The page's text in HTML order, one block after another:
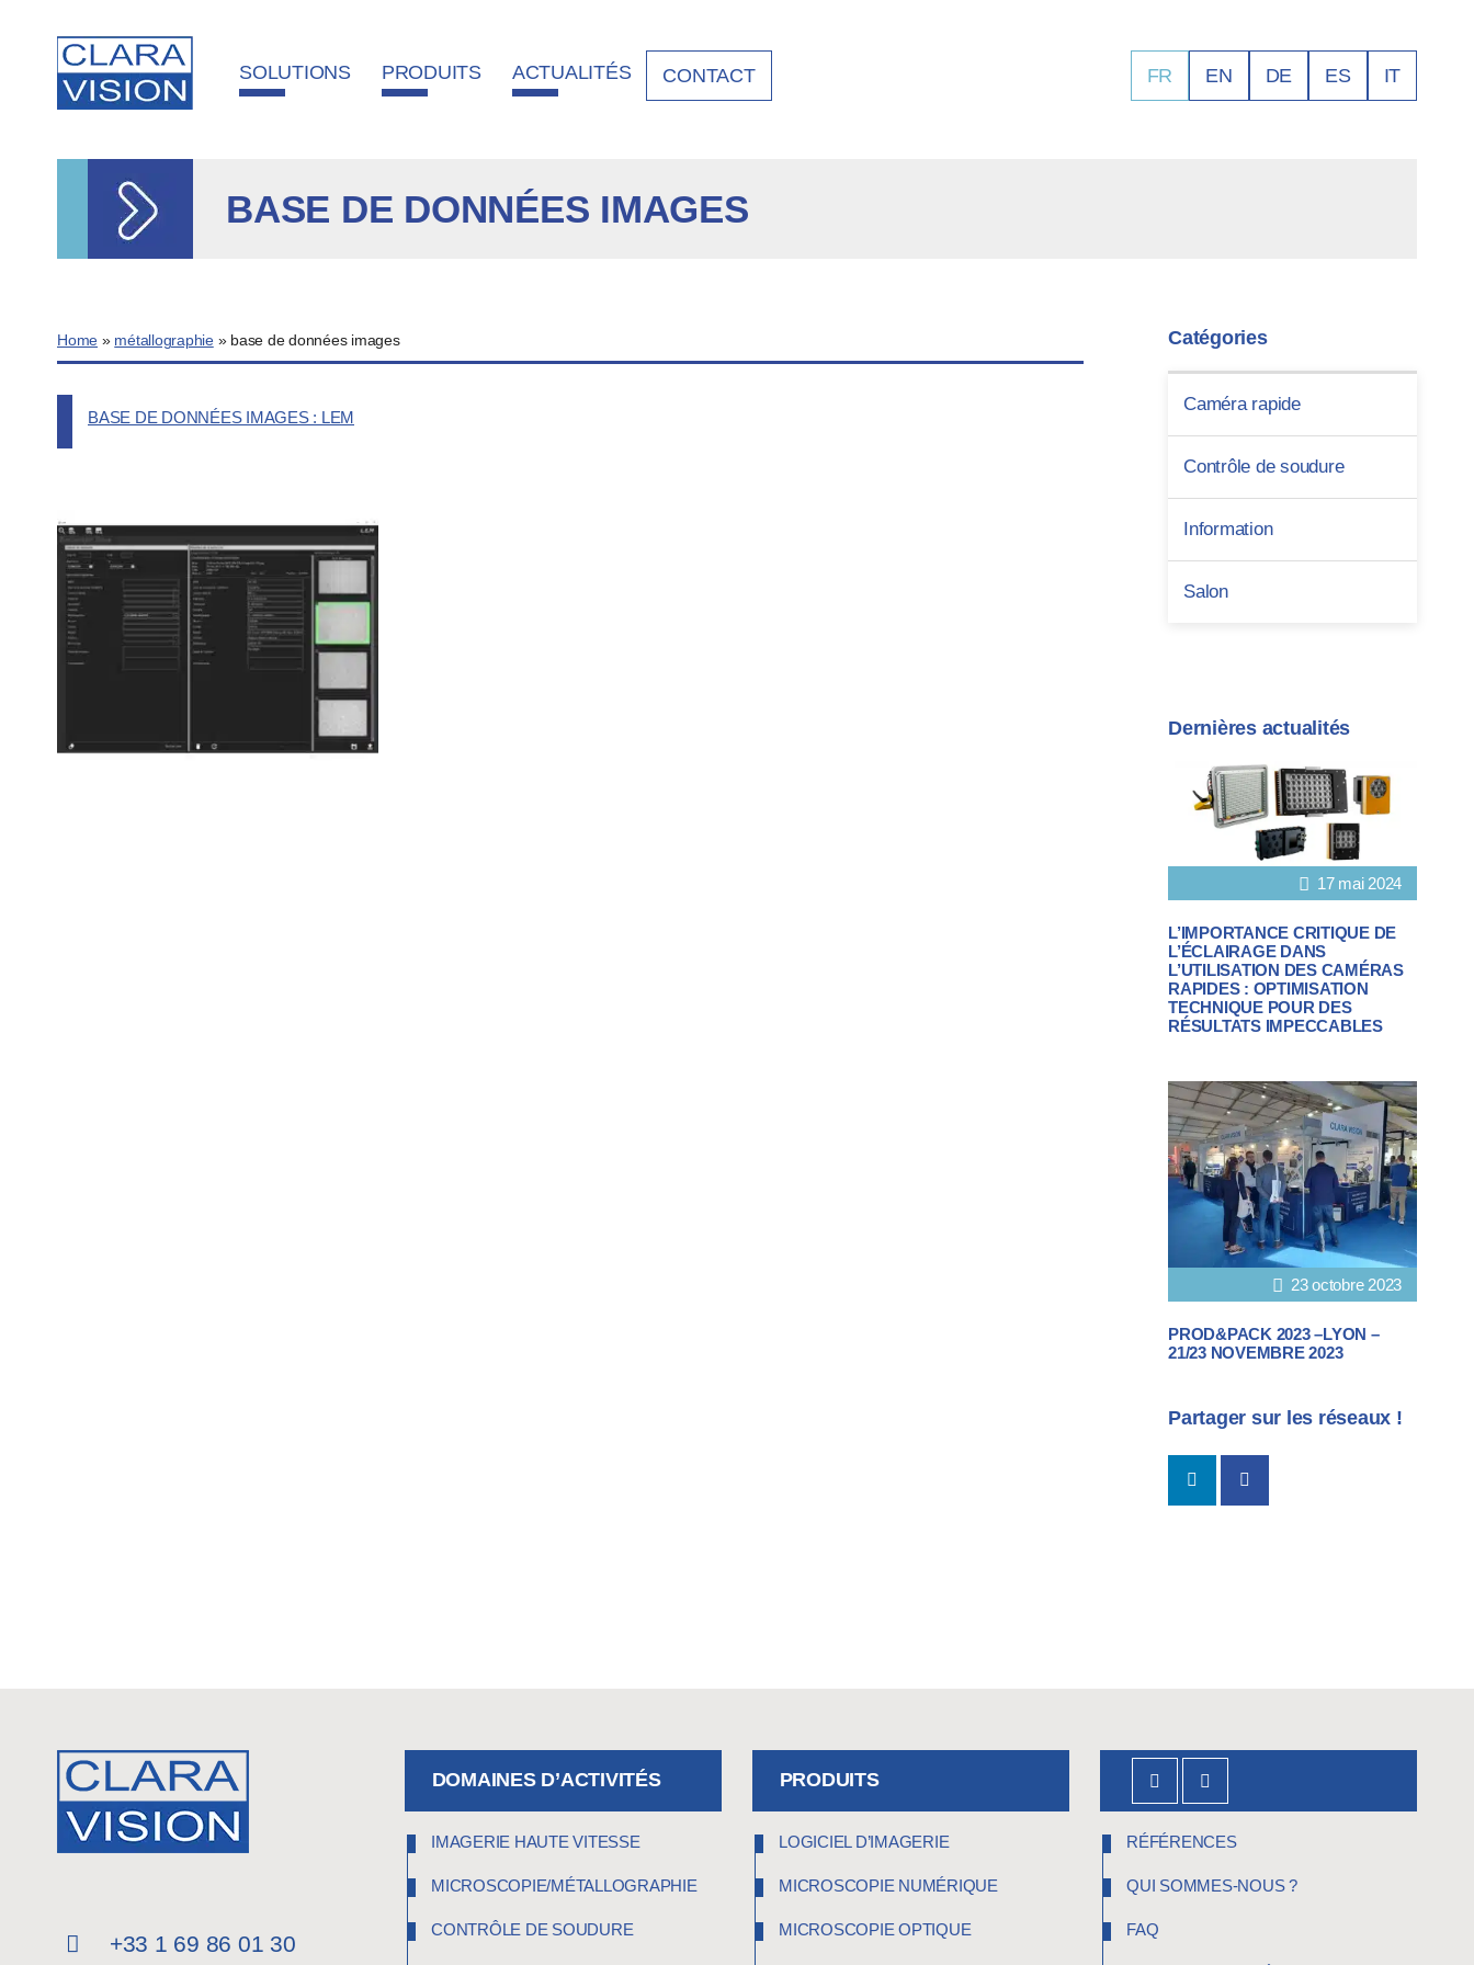
SOLUTIONS PRODUITS ACTUALITÉS CONTACT FR EN DE ES IT
BASE DE DONNÉES IMAGES
Home » métallographie» base de données images
BASE DE DONNÉES IMAGES : LEM
Catégories
Caméra rapide
Contrôle de soudure
Information
Salon
Dernières actualités
17 mai 2024
L’IMPORTANCE CRITIQUE DE
L’ÉCLAIRAGE DANS
L’UTILISATION DES CAMÉRAS
RAPIDES : OPTIMISATION
TECHNIQUE POUR DES
RÉSULTATS IMPECCABLES
23 octobre 2023
PROD&PACK 2023 –LYON –
21/23 NOVEMBRE 2023
Partager sur les réseaux !
+33 1 69 86 01 30
DOMAINES D’ACTIVITÉS
IMAGERIE HAUTE VITESSE
MICROSCOPIE/MÉTALLOGRAPHIE
CONTRÔLE DE SOUDURE
PRODUITS
LOGICIEL D’IMAGERIE
MICROSCOPIE NUMÉRIQUE
MICROSCOPIE OPTIQUE
RÉFÉRENCES
QUI SOMMES-NOUS ?
FAQ